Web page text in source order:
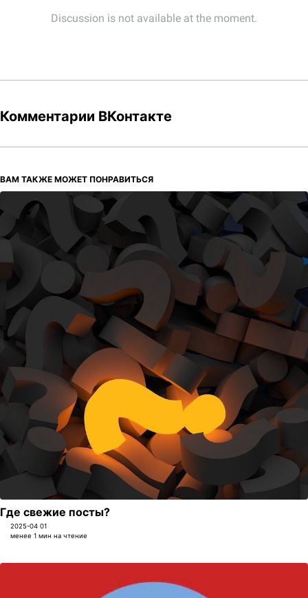
Комментарии ВКонтакте
ВАМ ТАКЖЕ МОЖЕТ ПОНРАВИТЬСЯ
Где свежие посты?
2025-04 01
менее 1 мин на чтение